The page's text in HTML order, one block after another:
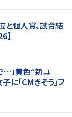
個人賞、試合結
】
…」黄色“新ユ
に「CMきそう」フ